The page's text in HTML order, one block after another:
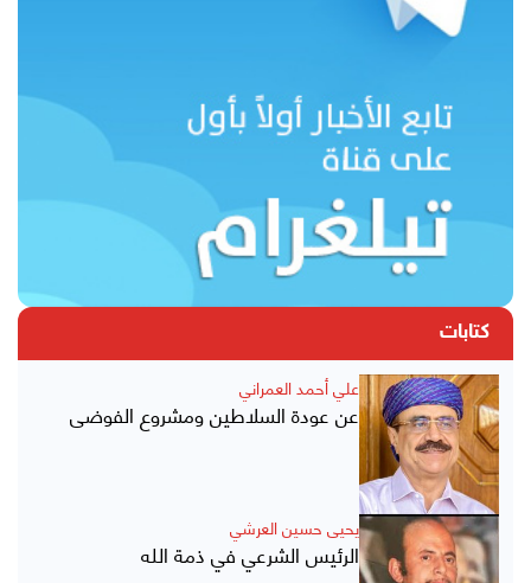
كتابات
علي أحمد العمراني
عن عودة السلاطين ومشروع الفوضى
يحيى حسين العرشي
الرئيس الشرعي في ذمة الله